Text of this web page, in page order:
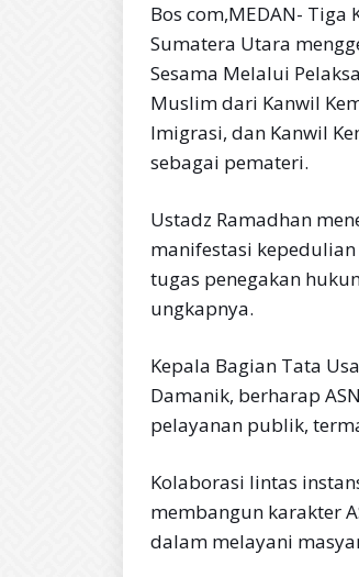
Bos com,MEDAN-
Sumatera Utara
Sesama Melalui
Muslim dari Kanwil
Imigrasi, dan Kanwil
sebagai pemateri.
Ustadz Ramadhan
manifestasi
tugas penegakan
ungkapnya.
Kepala Bagian Tata
Damanik, berharap
pelayanan publik,
Kolaborasi lintas
membangun karakter
dalam melayani